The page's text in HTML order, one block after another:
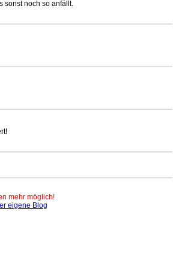
sonst noch so anfällt.
mehr möglich!
eigene Blog